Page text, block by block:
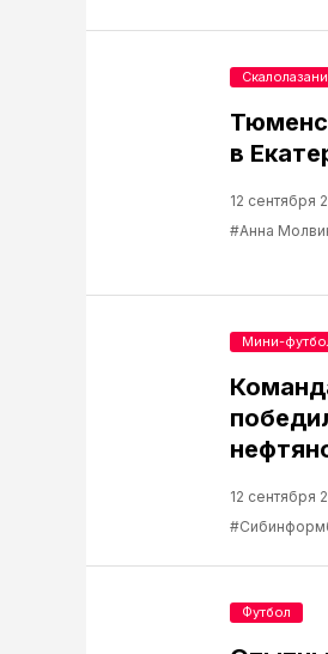
в
12 сентября
#Анна
12 сентября
Мини-
Футбол